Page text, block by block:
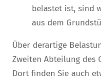
belastet ist, sind
aus dem
Über derartige
Zweiten Abteilung des
Dort finden Sie auch